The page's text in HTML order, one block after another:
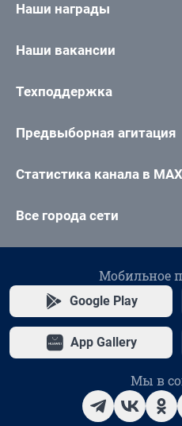
Наши награды
Наши вакансии
Техподдержка
Предвыборная агитация
Статистика канала в MAX
Все города сети
Мобильное
Google Play
App Gallery
Мы в